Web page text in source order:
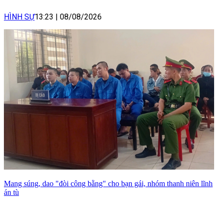
HÌNH SỰ13:23 08/08/2026
Mang súng, dao "đòi công bằng" cho bạn gái, nhóm thanh niên lĩnh
án tù